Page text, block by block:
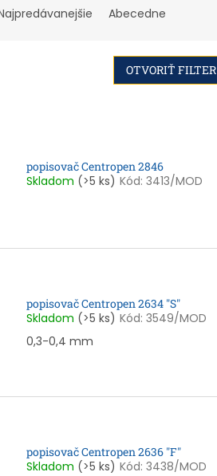
Abecedne
OTVORIŤ FILTER
popisovač Centropen 2846
Skladom (>5 ks) Kód: 3413/MOD
popisovač Centropen 2634 "S"
Skladom (>5 ks) Kód: 3549/MOD
0,3-0,4 mm
popisovač Centropen 2636 "F"
Skladom (>5 ks) Kód: 3438/MOD